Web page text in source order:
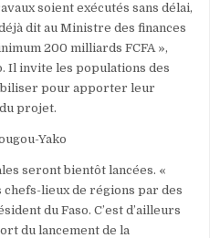
soient exécutés sans délai,
dit au Ministre des finances
200 milliards FCFA »,
Il invite les populations des
pour apporter leur
projet.
Yako
seront bientôt lancées. «
lieux de régions par des
du Faso. C’est d’ailleurs
du lancement de la